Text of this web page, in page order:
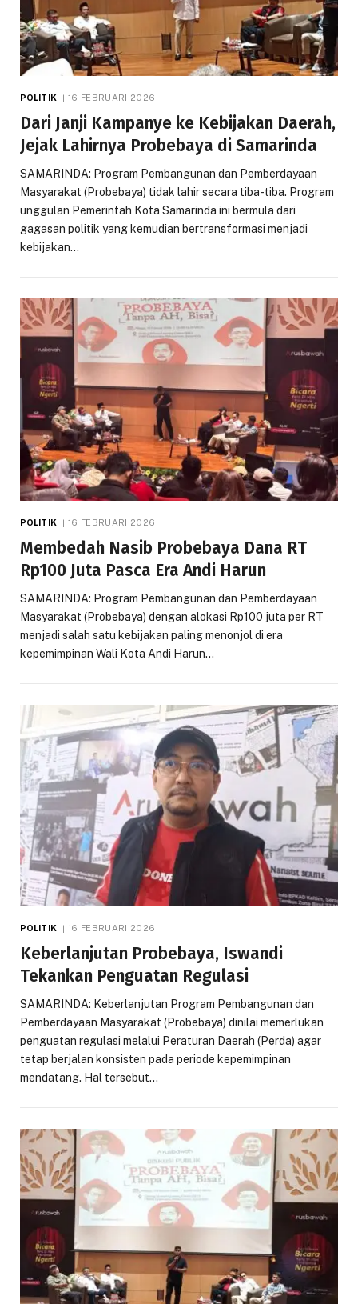
POLITIK 16 FEBRUARI 2026
Dari Janji Kampanye ke Kebijakan Daerah,
Jejak Lahirnya Probebaya di Samarinda
SAMARINDA: Program Pembangunan dan Pemberdayaan
Masyarakat (Probebaya) tidak lahir secara tiba-tiba. Program
unggulan Pemerintah Kota Samarinda ini bermula dari
gagasan politik yang kemudian bertransformasi menjadi
kebijakan…
POLITIK 16 FEBRUARI 2026
Membedah Nasib Probebaya Dana RT
Rp100 Juta Pasca Era Andi Harun
SAMARINDA: Program Pembangunan dan Pemberdayaan
Masyarakat (Probebaya) dengan alokasi Rp100 juta per RT
menjadi salah satu kebijakan paling menonjol di era
kepemimpinan Wali Kota Andi Harun…
POLITIK 16 FEBRUARI 2026
Keberlanjutan Probebaya, Iswandi
Tekankan Penguatan Regulasi
SAMARINDA: Keberlanjutan Program Pembangunan dan
Pemberdayaan Masyarakat (Probebaya) dinilai memerlukan
penguatan regulasi melalui Peraturan Daerah (Perda) agar
tetap berjalan konsisten pada periode kepemimpinan
mendatang. Hal tersebut…